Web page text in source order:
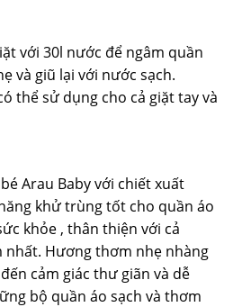
với 30l nước để ngâm quần
và giũ lại với nước sạch.
thể sử dụng cho cả giặt tay và
Arau Baby với chiết xuất
khử trùng tốt cho quần áo
khỏe , thân thiện với cả
nhất. Hương thơm nhẹ nhàng
cảm giác thư giãn và dễ
bộ quần áo sạch và thơm